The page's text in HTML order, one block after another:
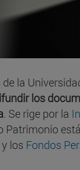
la
los
. Se rige por la
Patrimonio
y los Fondos